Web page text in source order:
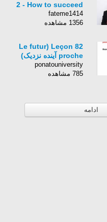
2 - How to succeed
fateme1414
1356 مشاهده
Leçon 82 (Le futur
proche آینده نزدیک)
ponatouniversity
785 مشاهده
ادامه